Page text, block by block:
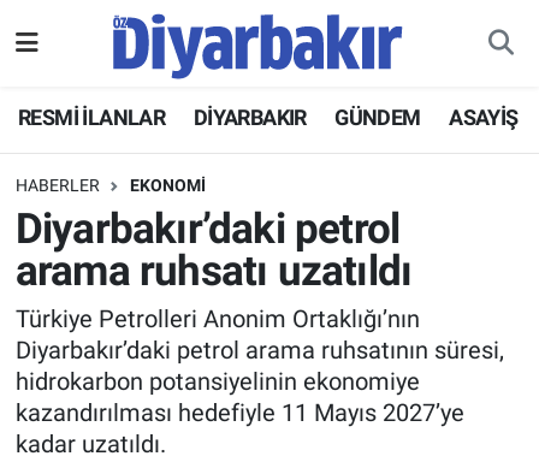
RESMİ İLANLAR DİYARBAKIR GÜNDEM ASAYİŞ
HABERLER EKONOMİ
Diyarbakır’daki petrol
arama ruhsatı uzatıldı
Türkiye Petrolleri Anonim Ortaklığı’nın
Diyarbakır’daki petrol arama ruhsatının süresi,
hidrokarbon potansiyelinin ekonomiye
kazandırılması hedefiyle 11 Mayıs 2027’ye
kadar uzatıldı.
ASAYİŞ
DİYARBAKIR
EKONOMİ
GÜNDEM
BÖLGE
DÜNYA
Hava Durumu
Namaz Vakitleri
Trafik Durumu
Süper Lig Puan Durumu ve Fikstür
Tüm Manşetler
Son Dakika Haberleri